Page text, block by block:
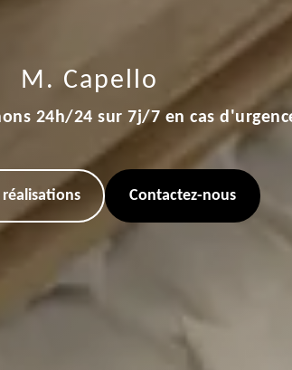
M. Capello
24h/24 sur 7j/7 en cas
Contactez-nous